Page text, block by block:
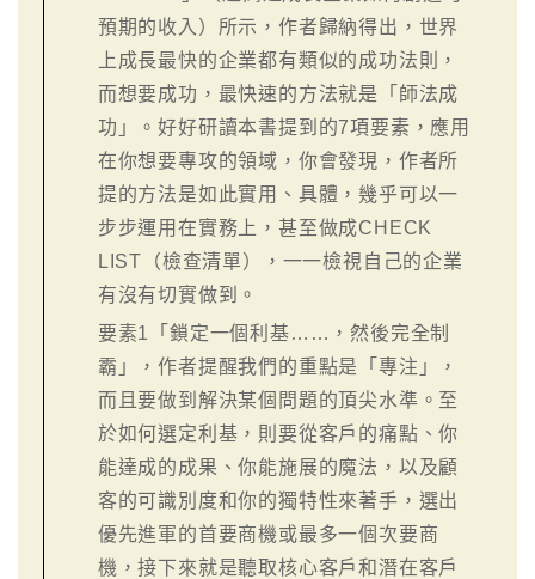
預期的收入）所示，作者歸納得出，世界
上成長最快的企業都有類似的成功法則，
而想要成功，最快速的方法就是「師法成
功」。好好研讀本書提到的7項要素，應用
在你想要專攻的領域，你會發現，作者所
提的方法是如此實用、具體，幾乎可以一
步步運用在實務上，甚至做成CHECK
LIST（檢查清單），一一檢視自己的企業
有沒有切實做到。
要素1「鎖定一個利基……，然後完全制
霸」，作者提醒我們的重點是「專注」，
而且要做到解決某個問題的頂尖水準。至
於如何選定利基，則要從客戶的痛點、你
能達成的成果、你能施展的魔法，以及顧
客的可識別度和你的獨特性來著手，選出
優先進軍的首要商機或最多一個次要商
機，接下來就是聽取核心客戶和潛在客戶